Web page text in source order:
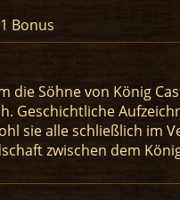
Bonus
Söhne von König
Geschichtliche
sie alle schließlich im
zwischen dem